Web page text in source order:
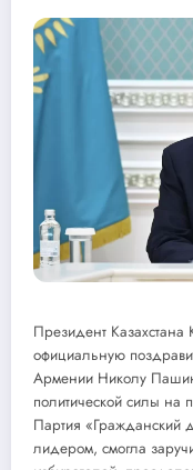
Президент
официальную
Армении Николу
политической силы на
Партия «Гражданский
лидером, смогла